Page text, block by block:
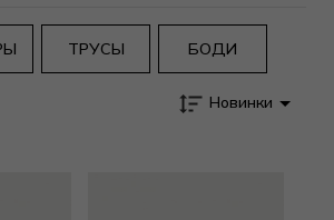
ТРУСЫ БОДИ
Новинки